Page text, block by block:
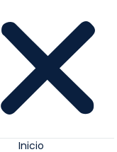
Inicio